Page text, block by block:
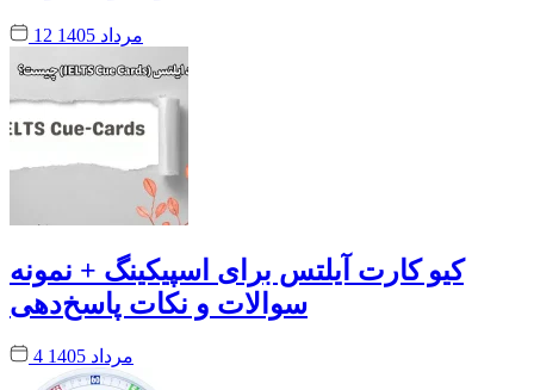
12 مرداد 1405
کیو کارت آیلتس برای اسپیکینگ + نمونه
سوالات و نکات پاسخ‌دهی
4 مرداد 1405